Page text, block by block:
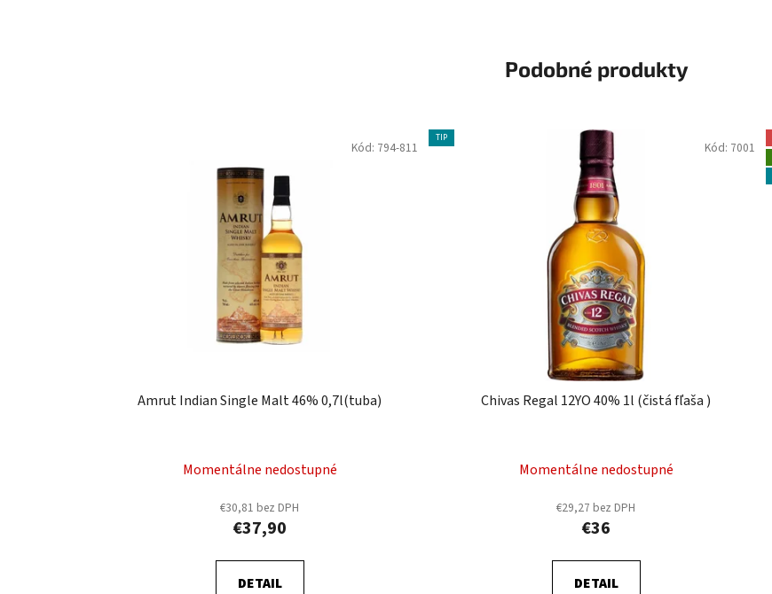
Podobné produkty
Amrut Indian Single Malt 46% 0,7l(tuba)
Momentálne nedostupné
€30,81 bez DPH
€37,90
DETAIL
Kód: 794-811
TIP
Chivas Regal 12YO 40% 1l (čistá fľaša )
Momentálne nedostupné
€29,27 bez DPH
€36
DETAIL
Kód: 7001